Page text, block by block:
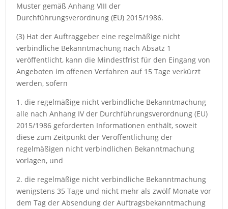
Muster gemäß Anhang VIII der
Durchführungsverordnung (EU) 2015/1986.
(3) Hat der Auftraggeber eine regelmäßige nicht
verbindliche Bekanntmachung nach Absatz 1
veröffentlicht, kann die Mindestfrist für den Eingang von
Angeboten im offenen Verfahren auf 15 Tage verkürzt
werden, sofern
1. die regelmäßige nicht verbindliche Bekanntmachung
alle nach Anhang IV der Durchführungsverordnung (EU)
2015/1986 geforderten Informationen enthält, soweit
diese zum Zeitpunkt der Veröffentlichung der
regelmäßigen nicht verbindlichen Bekanntmachung
vorlagen, und
2. die regelmäßige nicht verbindliche Bekanntmachung
wenigstens 35 Tage und nicht mehr als zwölf Monate vor
dem Tag der Absendung der Auftragsbekanntmachung